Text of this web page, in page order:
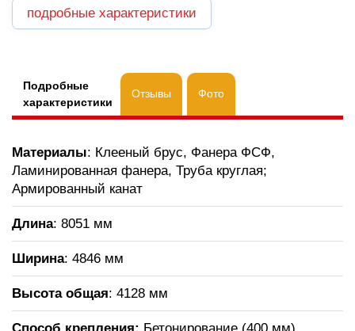
подробные характеристики
Подробные
характеристики
Отзывы Фото
Материалы: Клееный брус, Фанера ФСФ,
Ламинированная фанера, Труба круглая;
Армированный канат
Длина: 8051 мм
Ширина: 4846 мм
Высота общая: 4128 мм